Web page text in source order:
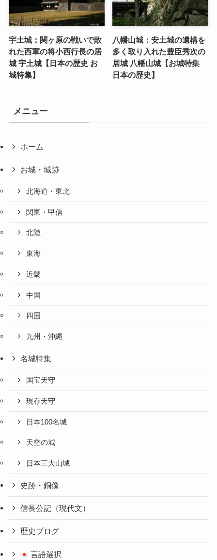
宇土城：関ヶ原の戦いで敗
れた西軍の将小西行長の居
城 宇土城【日本の歴史 お
城特集】
八幡山城：安土城の遺構を
多く取り入れた豊臣秀次の
居城 八幡山城【お城特集
日本の歴史】
メニュー
ホーム
お城・城跡
北海道・東北
関東・甲信
北陸
東海
近畿
中国
四国
九州・沖縄
名城特集
国宝天守
現存天守
日本100名城
天空の城
日本三大山城
史跡・銅像
信長公記（現代文）
歴史ブログ
言語選択